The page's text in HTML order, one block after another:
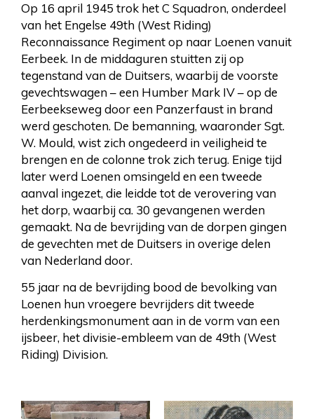
Op 16 april 1945 trok het C Squadron, onderdeel
van het Engelse 49th (West Riding)
Reconnaissance Regiment op naar Loenen vanuit
Eerbeek. In de middaguren stuitten zij op
tegenstand van de Duitsers, waarbij de voorste
gevechtswagen – een Humber Mark IV – op de
Eerbeekseweg door een Panzerfaust in brand
werd geschoten. De bemanning, waaronder Sgt.
W. Mould, wist zich ongedeerd in veiligheid te
brengen en de colonne trok zich terug. Enige tijd
later werd Loenen omsingeld en een tweede
aanval ingezet, die leidde tot de verovering van
het dorp, waarbij ca. 30 gevangenen werden
gemaakt. Na de bevrijding van de dorpen gingen
de gevechten met de Duitsers in overige delen
van Nederland door.
55 jaar na de bevrijding bood de bevolking van
Loenen hun vroegere bevrijders dit tweede
herdenkingsmonument aan in de vorm van een
ijsbeer, het divisie-embleem van de 49th (West
Riding) Division.